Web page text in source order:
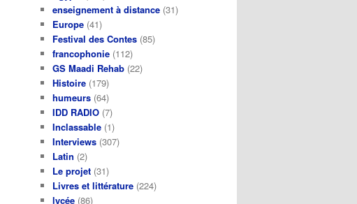
enseignement à distance (31)
Europe (41)
Festival des Contes (85)
francophonie (112)
GS Maadi Rehab (22)
Histoire (179)
humeurs (64)
IDD RADIO (7)
Inclassable (1)
Interviews (307)
Latin (2)
Le projet (31)
Livres et littérature (224)
lycée (86)